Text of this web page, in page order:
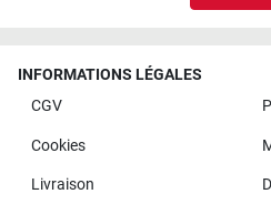
INFORMATIONS LÉGALES
CGV
Cookies
Livraison